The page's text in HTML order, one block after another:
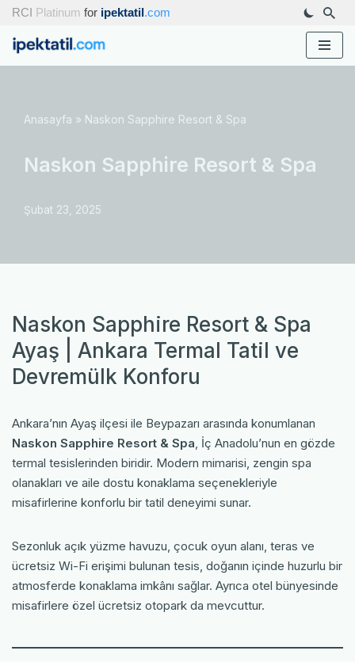
İçeriğe
geç
RCI Platinum for ipektatil.com
Anasayfa » Naskon Sapphire Resort & Spa
Naskon Sapphire Resort & Spa
Şubat 23, 2025
Naskon Sapphire Resort & Spa
Ayaş | Ankara Termal Tatil ve
Devremülk Konforu
Ankara’nın Ayaş ilçesi ile Beypazarı arasında konumlanan
Naskon Sapphire Resort & Spa , İç Anadolu’nun en gözde
termal tesislerinden biridir. Modern mimarisi, zengin spa
olanakları ve aile dostu konaklama seçenekleriyle
misafirlerine konforlu bir tatil deneyimi sunar.
Sezonluk açık yüzme havuzu, çocuk oyun alanı, teras ve
ücretsiz Wi-Fi erişimi bulunan tesis, doğanın içinde huzurlu bir
atmosferde konaklama imkânı sağlar. Ayrıca otel bünyesinde
misafirlere özel ücretsiz otopark da mevcuttur.